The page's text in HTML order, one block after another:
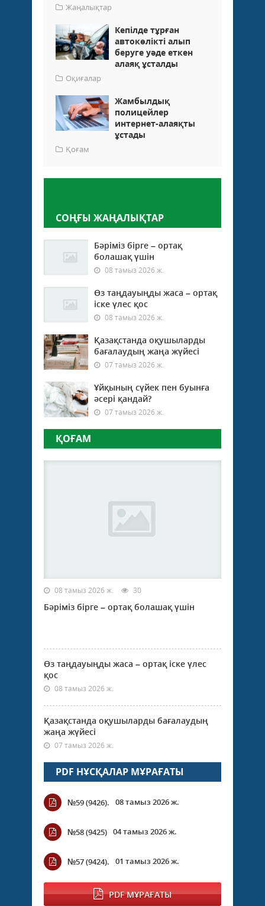
Жаңалықтар
Кепілде тұрған
автокөлікті алып
беруге уәде еткен
алаяқ ұсталды
Оқиғалар
Жамбылдық
полицейлер
интернет-алаяқты
ұстады
Қоғам
СОҢҒЫ ЖАҢАЛЫҚТАР
Бәріміз бірге – ортақ
болашақ үшін
08 тамыз 2026 ж.
Өз таңдауыңды жаса – ортақ
іске үлес қос
08 тамыз 2026 ж.
Қазақстанда оқушыларды
бағалаудың жаңа жүйесі
07 тамыз 2026 ж.
Ұйқының сүйек пен буынға
әсері қандай?
07 тамыз 2026 ж.
ҚОҒАМ
08 тамыз 2026 ж. 30
Бәріміз бірге – ортақ болашақ үшін
Өз таңдауыңды жаса – ортақ іске үлес
қос
08 тамыз 2026 ж.
Қазақстанда оқушыларды бағалаудың
жаңа жүйесі
07 тамыз 2026 ж.
PDF НҰСҚАЛАР МҰРАҒАТЫ
№59 (9426). 08 тамыз 2026 ж.
№58 (9425) 04 тамыз 2026 ж.
№57 (9424). 01 тамыз 2026 ж.
PDF МҰРАҒАТЫ